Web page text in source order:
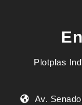
Plotplas
Av.